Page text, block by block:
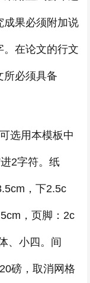
成果必须附加说
。在论文的行文
所必须具备
选用本模板中
2字符。纸
，下2.5c
，页脚：2c
、小四。间
磅，取消网格